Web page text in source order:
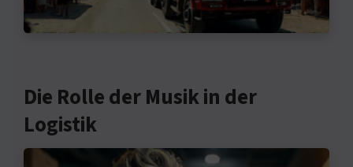
Die Rolle der Musik in der
Logistik